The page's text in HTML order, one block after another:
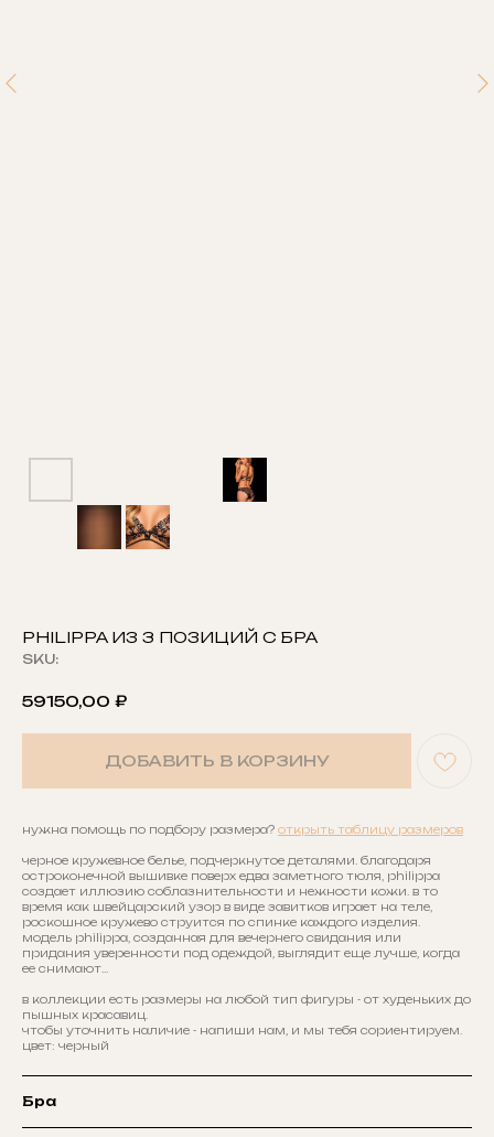
PHILIPPA ИЗ 3 ПОЗИЦИЙ С БРА
SKU:
59150,00 ₽
ДОБАВИТЬ В КОРЗИНУ
нужна помощь по подбору размера? открыть таблицу размеров
черное кружевное белье, подчеркнутое деталями. благодаря
остроконечной вышивке поверх едва заметного тюля, philippa
создает иллюзию соблазнительности и нежности кожи. в то
время как швейцарский узор в виде завитков играет на теле,
роскошное кружево струится по спинке каждого изделия.
модель philippa, созданная для вечернего свидания или
придания уверенности под одеждой, выглядит еще лучше, когда
ее снимают…
в коллекции есть размеры на любой тип фигуры - от худеньких до
пышных красавиц.
чтобы уточнить наличие - напиши нам, и мы тебя сориентируем.
цвет: черный
Бра